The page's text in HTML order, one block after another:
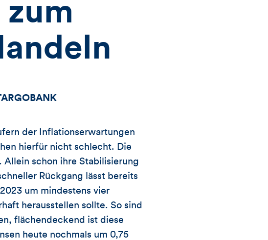
zum
der Inflationserwartungen
hierfür nicht schlecht. Die
Allein schon ihre Stabilisierung
Rückgang lässt bereits
um mindestens vier
herausstellen sollte. So sind
flächendeckend ist diese
heute nochmals um 0,75